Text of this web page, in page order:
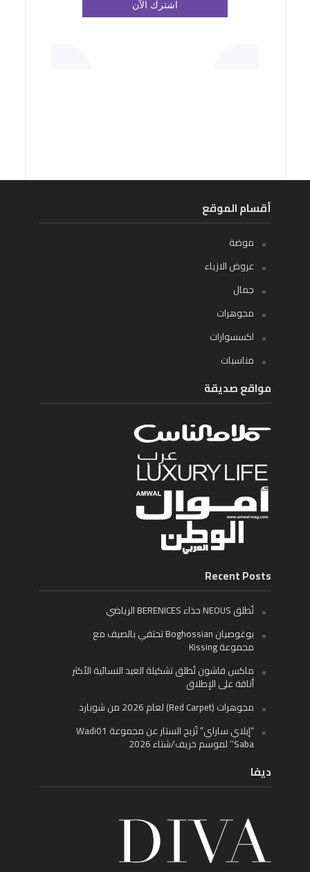
أقسام الموقع
موضة
عروض الازياء
جمال
مجوهرات
اكسسوارات
مناسبات
مواقع صديقة
Recent Posts
تُطلق NEOUS حذاء BERENICES الرياضي
بوغوصيان Boghossian تحتفي بالصيف مع
مجموعة Kissing
ماكس فاشون تُطلق تشكيلة العيد النسائية الأكثر
أناقة على الإطلاق
مجوهرات (Red Carpet) لعام 2026 من شوبارد
“إيلاي ساراي” تُزيح الستار عن مجموعة Wadi01
‘Saba’ لموسم خريف/شتاء 2026
ديفا